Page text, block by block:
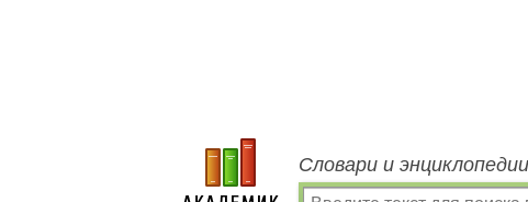
Словари и